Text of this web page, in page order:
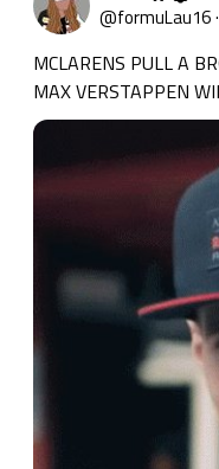
@formuLau16·
MCLARENS PULL A
MAX VERSTAPPEN